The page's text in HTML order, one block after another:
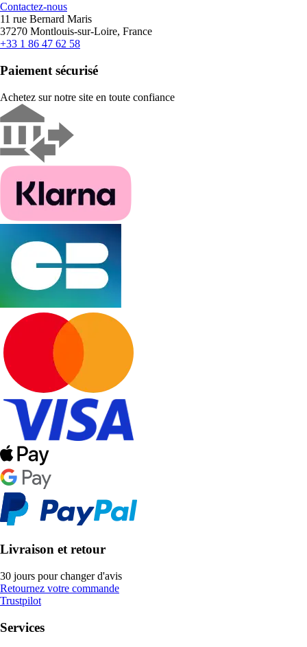
Contactez-nous
11 rue Bernard Maris
37270 Montlouis-sur-Loire, France
+33 1 86 47 62 58
Paiement sécurisé
Achetez sur notre site en toute confiance
Livraison et retour
30 jours pour changer d'avis
Retournez votre commande
Trustpilot
Services